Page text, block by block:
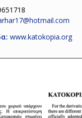
www.katokopia.org